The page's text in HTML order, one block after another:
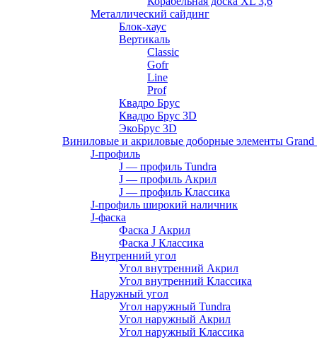
Металлический сайдинг
Блок-хаус
Вертикаль
Classic
Gofr
Line
Prof
Квадро Брус
Квадро Брус 3D
ЭкоБрус 3D
Виниловые и акриловые доборные элементы Grand
J-профиль
J — профиль Tundra
J — профиль Акрил
J — профиль Классика
J-профиль широкий наличник
J-фаска
Фаска J Акрил
Фаска J Классика
Внутренний угол
Угол внутренний Акрил
Угол внутренний Классика
Наружный угол
Угол наружный Tundra
Угол наружный Акрил
Угол наружный Классика